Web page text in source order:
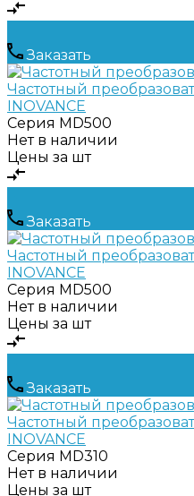
Заказать
Частотный
INOVANCE
Серия MD500
Нет в наличии
Цены за шт
Заказать
Частотный
INOVANCE
Серия MD500
Нет в наличии
Цены за шт
Заказать
Частотный
INOVANCE
Серия MD310
Нет в наличии
Цены за шт